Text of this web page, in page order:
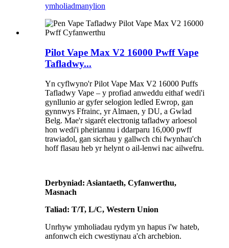
ymholiadmanylion
Pilot Vape Max V2 16000 Pwff Vape
Tafladwy...
Yn cyflwyno'r Pilot Vape Max V2 16000 Puffs
Tafladwy Vape – y profiad anweddu eithaf wedi'i
gynllunio ar gyfer selogion ledled Ewrop, gan
gynnwys Ffrainc, yr Almaen, y DU, a Gwlad
Belg. Mae'r sigarét electronig tafladwy arloesol
hon wedi'i pheiriannu i ddarparu 16,000 pwff
trawiadol, gan sicrhau y gallwch chi fwynhau'ch
hoff flasau heb yr helynt o ail-lenwi nac ailwefru.
Derbyniad: Asiantaeth, Cyfanwerthu,
Masnach
Taliad: T/T, L/C, Western Union
Unrhyw ymholiadau rydym yn hapus i'w hateb,
anfonwch eich cwestiynau a'ch archebion.